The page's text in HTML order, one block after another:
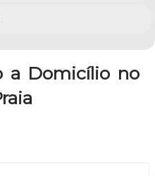
a Domicílio no